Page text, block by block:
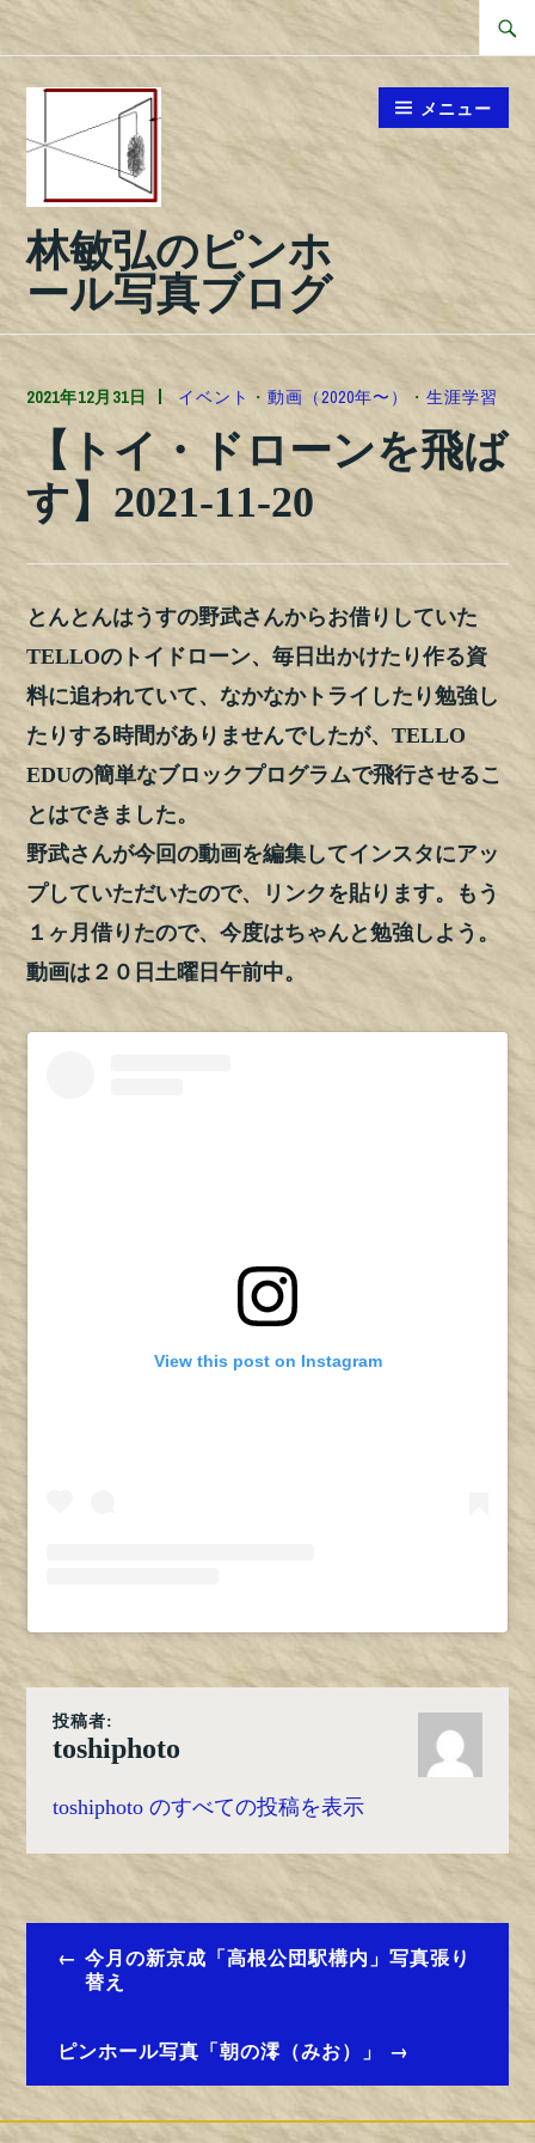
ン
テ
ン
ツ
ッ
プ
索
対
象:
林敏弘のピンホ
ール写真ブログ
メニュー
2021年12月31日 TOSHIPHOTO
イベント ・動画（2020年〜） ・生涯学習
【トイ・ドローンを飛ば
す】2021-11-20
とんとんはうすの野武さんからお借りしていた
TELLOのトイドローン、毎日出かけたり作る資
料に追われていて、なかなかトライしたり勉強し
たりする時間がありませんでしたが、TELLO
EDUの簡単なブロックプログラムで飛行させるこ
とはできました。
野武さんが今回の動画を編集してインスタにアッ
プしていただいたので、リンクを貼ります。もう
１ヶ月借りたので、今度はちゃんと勉強しよう。
動画は２０日土曜日午前中。
View this post on Instagram
投稿者:
toshiphoto
toshiphoto のすべての投稿を表示
投
ナ
ビ
ゲ
今月の新京成「高根公団駅構内」写真張り
替え
ピンホール写真「朝の澪（みお）」